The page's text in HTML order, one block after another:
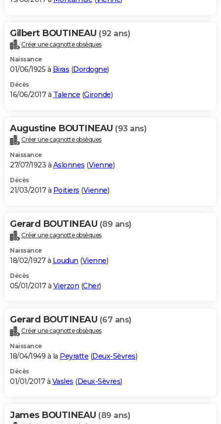
Gilbert BOUTINEAU (92 ans)
Créer une cagnotte obsèques
Naissance
01/06/1925 à Biras (Dordogne)
Décès
16/06/2017 à Talence (Gironde)
Augustine BOUTINEAU (93 ans)
Créer une cagnotte obsèques
Naissance
27/07/1923 à Aslonnes (Vienne)
Décès
21/03/2017 à Poitiers (Vienne)
Gerard BOUTINEAU (89 ans)
Créer une cagnotte obsèques
Naissance
18/02/1927 à Loudun (Vienne)
Décès
05/01/2017 à Vierzon (Cher)
Gerard BOUTINEAU (67 ans)
Créer une cagnotte obsèques
Naissance
18/04/1949 à la Peyratte (Deux-Sèvres)
Décès
01/01/2017 à Vasles (Deux-Sèvres)
James BOUTINEAU (89 ans)